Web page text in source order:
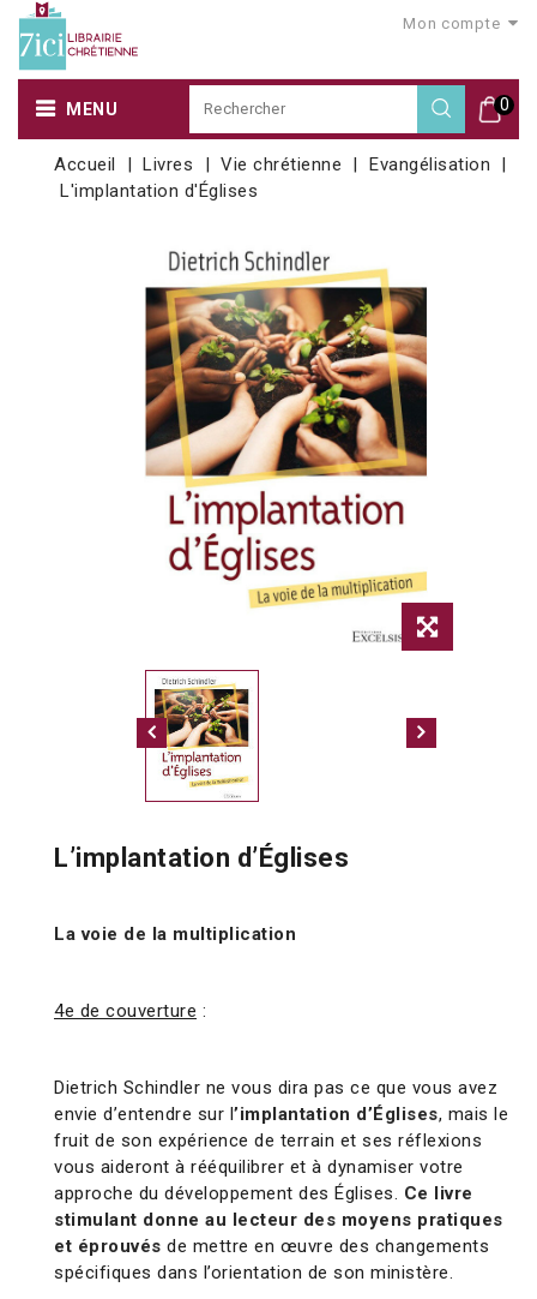
Mon compte
0
MENU
Accueil Livres Vie chrétienne
Evangélisation
L'implantation d'Églises
L’implantation d’Églises
La voie de la multiplication
4e de couverture :
Dietrich Schindler ne vous dira pas ce que vous avez
envie d’entendre sur l’implantation d’Églises, mais le
fruit de son expérience de terrain et ses réflexions
vous aideront à rééquilibrer et à dynamiser votre
approche du développement des Églises. Ce livre
stimulant donne au lecteur des moyens pratiques
et éprouvés de mettre en œuvre des changements
spécifiques dans l’orientation de son ministère.